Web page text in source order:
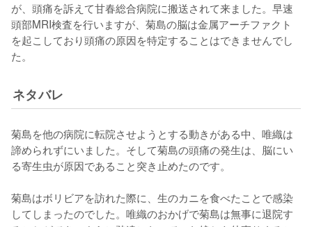
が、頭痛を訴えて甘春総合病院に搬送されて来ました。早速
頭部MRI検査を行いますが、菊島の脳は金属アーチファクト
を起こしており頭痛の原因を特定することはできませんでし
た。
ネタバレ
菊島を他の病院に転院させようとする動きがある中、唯織は
諦められずにいました。そして菊島の頭痛の発生は、脳にい
る寄生虫が原因であること突き止めたのです。
菊島はボリビアを訪れた際に、生のカニを食べたことで感染
してしまったのでした。唯織のおかげで菊島は無事に退院す